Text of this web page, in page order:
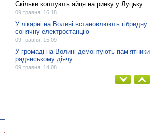
Скільки коштують яйця на ринку у Луцьку
09 травня, 16:18
У лікарні на Волині встановлюють гібридну
сонячну електростанцію
09 травня, 15:09
У громаді на Волині демонтують пам’ятники
радянському діячу
09 травня, 14:08